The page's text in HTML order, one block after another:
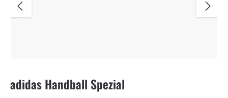
adidas Handball Spezial